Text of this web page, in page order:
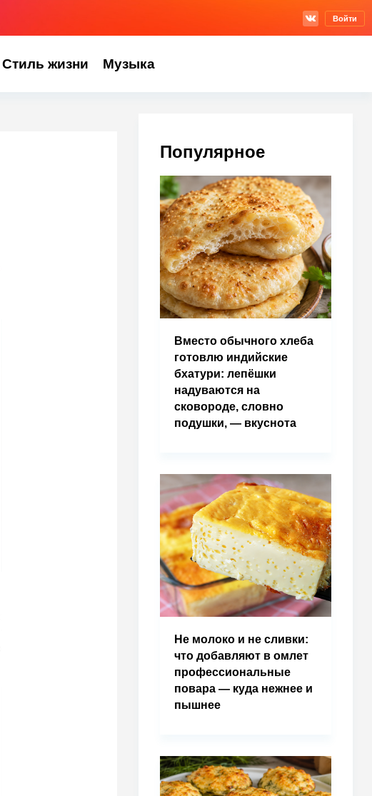
Войти
Стиль жизни Музыка
Популярное
Вместо обычного хлеба
готовлю индийские
бхатури: лепёшки
надуваются на
сковороде, словно
подушки, — вкуснота
Не молоко и не сливки:
что добавляют в омлет
профессиональные
повара — куда нежнее и
пышнее